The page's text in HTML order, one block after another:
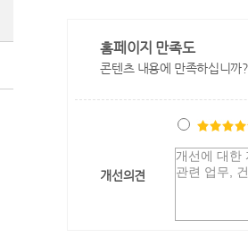
홈페이지 만족도
콘텐츠 내용에 만족하십니까
개선의견